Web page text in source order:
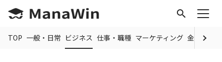
search
TOP 一般・日常 ビジネス 仕事・職種 マーケティング 金融 制度